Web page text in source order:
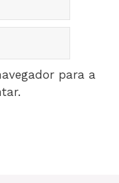
para a